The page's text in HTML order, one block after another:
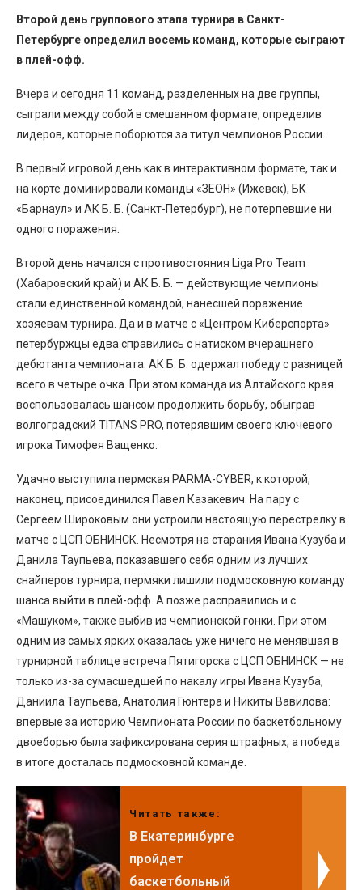
Второй день группового этапа турнира в Санкт-
Петербурге определил восемь команд, которые сыграют
в плей-офф.
Вчера и сегодня 11 команд, разделенных на две группы,
сыграли между собой в смешанном формате, определив
лидеров, которые поборются за титул чемпионов России.
В первый игровой день как в интерактивном формате, так и
на корте доминировали команды «ЗЕОН» (Ижевск), БК
«Барнаул» и АК Б. Б. (Санкт-Петербург), не потерпевшие ни
одного поражения.
Второй день начался с противостояния Liga Pro Team
(Хабаровский край) и АК Б. Б. — действующие чемпионы
стали единственной командой, нанесшей поражение
хозяевам турнира. Да и в матче с «Центром Киберспорта»
петербуржцы едва справились с натиском вчерашнего
дебютанта чемпионата: АК Б. Б. одержал победу с разницей
всего в четыре очка. При этом команда из Алтайского края
воспользовалась шансом продолжить борьбу, обыграв
волгоградский TITANS PRO, потерявшим своего ключевого
игрока Тимофея Ващенко.
Удачно выступила пермская PARMA-CYBER, к которой,
наконец, присоединился Павел Казакевич. На пару с
Сергеем Широковым они устроили настоящую перестрелку в
матче с ЦСП ОБНИНСК. Несмотря на старания Ивана Кузуба и
Данила Таупьева, показавшего себя одним из лучших
снайперов турнира, пермяки лишили подмосковную команду
шанса выйти в плей-офф. А позже расправились и с
«Машуком», также выбив из чемпионской гонки. При этом
одним из самых ярких оказалась уже ничего не менявшая в
турнирной таблице встреча Пятигорска с ЦСП ОБНИНСК — не
только из-за сумасшедшей по накалу игры Ивана Кузуба,
Даниила Таупьева, Анатолия Гюнтера и Никиты Вавилова:
впервые за историю Чемпионата России по баскетбольному
двоеборью была зафиксирована серия штрафных, а победа
в итоге досталась подмосковной команде.
Читать также:
В Екатеринбурге
пройдет
баскетбольный